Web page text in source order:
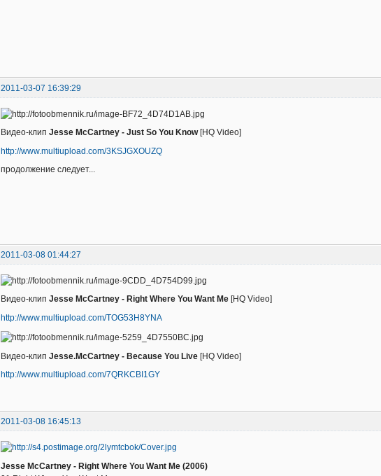
2011-03-07 16:39:29
Видео-клип Jesse McCartney - Just So You Know[HQ Video]
http://www.multiupload.com/3KSJGXOUZQ
продолжение следует...
2011-03-08 01:44:27
Видео-клип Jesse McCartney - Right Where You Want Me [HQ Video]
http://www.multiupload.com/TOG53H8YNA
Видео-клип Jesse.McCartney - Because You Live [HQ Video]
http://www.multiupload.com/7QRKCBI1GY
2011-03-08 16:45:13
Jesse McCartney - Right Where You Want Me (2006)